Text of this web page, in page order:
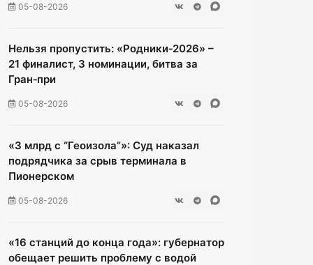
05-08-2026
Нельзя пропустить: «Родники‑2026» –
21 финалист, 3 номинации, битва за
Гран‑при
05-08-2026
«3 млрд с “Геоизола”»: Суд наказал
подрядчика за срыв терминала в
Пионерском
05-08-2026
«16 станций до конца года»: губернатор
обещает решить проблему с водой